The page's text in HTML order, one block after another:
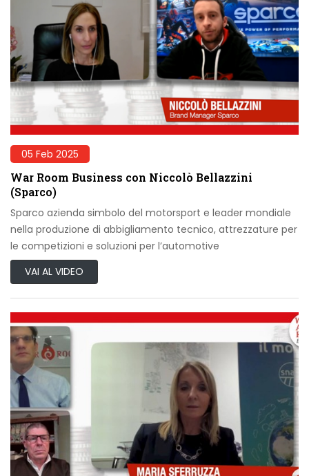
05 Feb 2025
War Room Business con Niccolò Bellazzini
(Sparco)
Sparco azienda simbolo del motorsport e leader mondiale
nella produzione di abbigliamento tecnico, attrezzature per
le competizioni e soluzioni per l’automotive
VAI AL VIDEO